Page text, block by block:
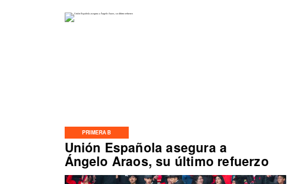
PRIMERA B
Unión Española asegura a
Ángelo Araos, su último refuerzo